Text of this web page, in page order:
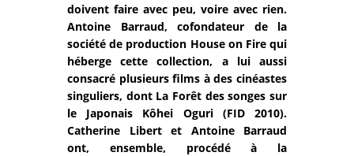
doivent faire avec peu, voire avec rien.
Antoine Barraud, cofondateur de la
société de production House on Fire qui
héberge cette collection, a lui aussi
consacré plusieurs films à des cinéastes
singuliers, dont La Forêt des songes sur
le Japonais Kôhei Oguri (FID 2010).
Catherine Libert et Antoine Barraud
ont, ensemble, procédé à la